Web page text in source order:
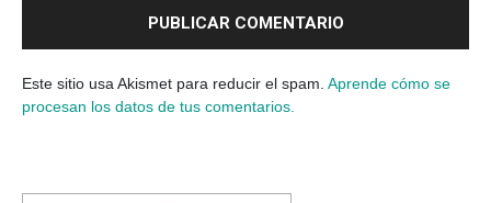
Este sitio usa Akismet para reducir el spam. Aprende cómo se
procesan los datos de tus comentarios.